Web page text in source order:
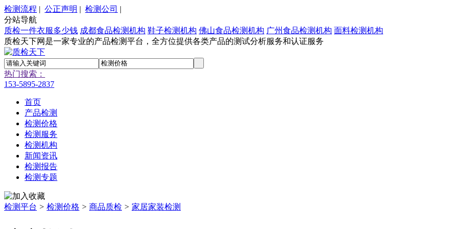
检测流程 | 公正声明 | 检测公司 |
分站导航
质检一件衣服多少钱 成都食品检测机构 鞋子检测机构 佛山食品检测机构 广州食品检测机构 面料检测机构
质检天下网是一家专业的产品检测平台，全方位提供各类产品的测试分析服务和认证服务
热门搜索：
153-5895-2837
首页
产品检测
检测价格
检测服务
检测机构
新闻资讯
检测报告
检测专题
检测平台 > 检测价格 > 商品质检 > 家居家装检测